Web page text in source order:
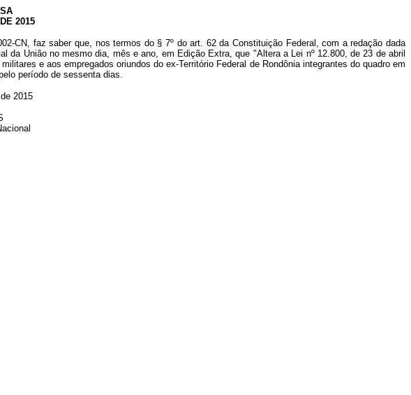
2015
CN, faz saber que, nos termos do § 7º do art. 62 da Constituição Federal, com a redação dada
da União no mesmo dia, mês e ano, em Edição Extra, que "Altera a Lei nº 12.800, de 23 de abril
e aos empregados oriundos do ex-Território Federal de Rondônia integrantes do quadro em
período de sessenta dias.
2015